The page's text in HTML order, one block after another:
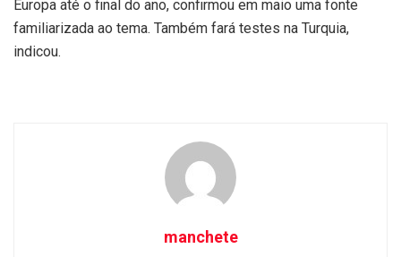
Europa até o final do ano, confirmou em maio uma fonte
familiarizada ao tema. Também fará testes na Turquia,
indicou.
manchete